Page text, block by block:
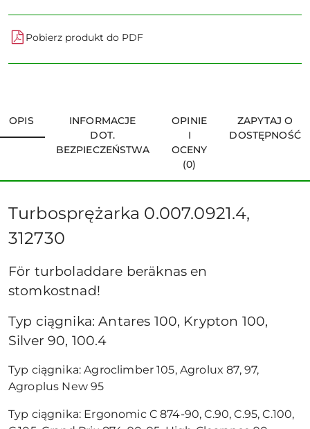
Pobierz produkt do PDF
OPIS
INFORMACJE
DOT.
BEZPIECZEŃSTWA
OPINIE
I
OCENY
(0)
ZAPYTAJ O
DOSTĘPNOŚĆ
Turbosprężarka 0.007.0921.4,
312730
För turboladdare beräknas en
stomkostnad!
Typ ciągnika: Antares 100, Krypton 100,
Silver 90, 100.4
Typ ciągnika: Agroclimber 105, Agrolux 87, 97,
Agroplus New 95
Typ ciągnika: Ergonomic C 874-90, C.90, C.95, C.100,